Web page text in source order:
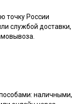
точку России
службой доставки,
наличными,